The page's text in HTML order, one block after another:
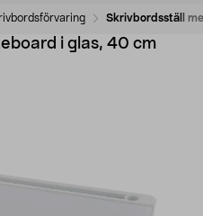
Skrivbordsställ
i glas, 40 cm